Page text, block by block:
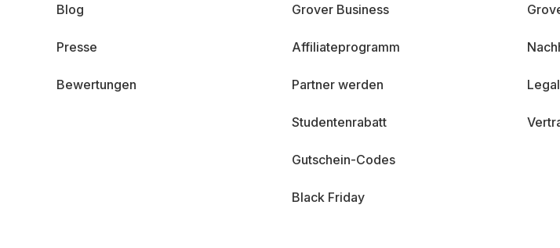
Blog
Presse
Bewertungen
Grover Business
Affiliateprogramm
Partner werden
Studentenrabatt
Gutschein-Codes
Black Friday
Legal